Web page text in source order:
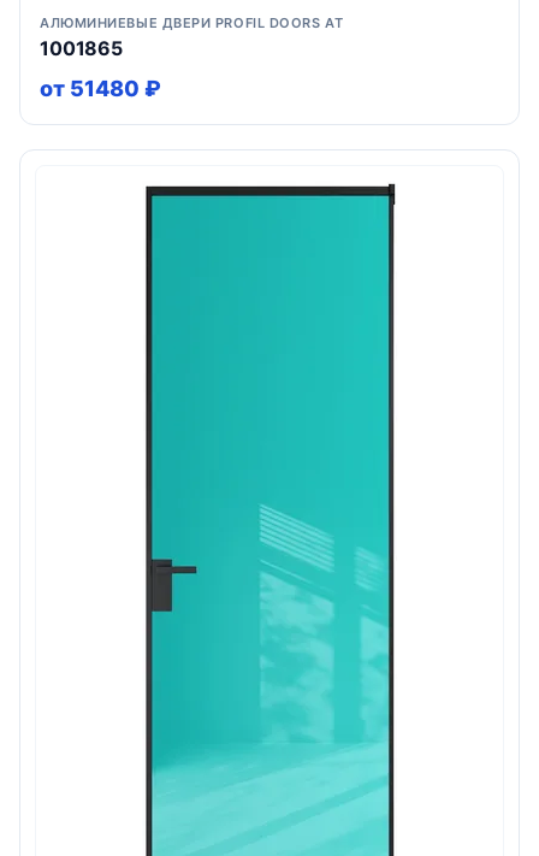
АЛЮМИНИЕВЫЕ ДВЕРИ PROFIL DOORS AT
1001865
от 51480 ₽